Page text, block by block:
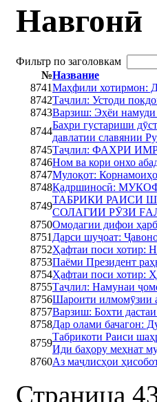
Навгонӣ
Фильтр по заголовкам
№Название
8741Маҳфили хотирмон:
8742Таҷлил: Устоди
8743Варзиш: Эҳёи намуди
8744
Баҳри густариши
давлатии славянии
8745Таҷлил: ФАХРИ
8746Ном ва кори онхо
8747Мулоқот:
8748Қадршиносӣ:
8749
ТАБРИКИ РАИСИ
СОЛАГИИ РӮЗИ
8750Омодагии дифои
8751 Дарси шуҷоат:
8752Ҳафтаи поси хотир:
8753Паёми Президент
8754Ҳафтаи поси
8755Таҷлил: Намунаи
8756Шароити
8757Варзиш: Бохти
8758Дар олами бачагон:
8759
Табрикоти Раиси
Иди баҳору меҳнат
8760Аз маҷлисҳои
Страница